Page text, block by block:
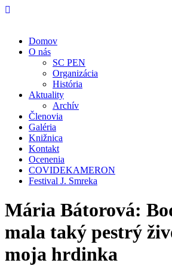
Domov
O nás
SC PEN
Organizácia
História
Aktuality
Archív
Členovia
Galéria
Knižnica
Kontakt
Ocenenia
COVIDEKAMERON
Festival J. Smreka
Mária Bátorová:
mala taký pestrý
moja hrdinka